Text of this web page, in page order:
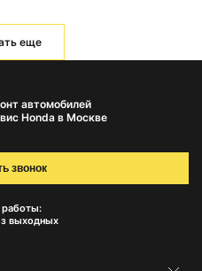
еще
автомобилей
Honda в Москве
выходных
звонок